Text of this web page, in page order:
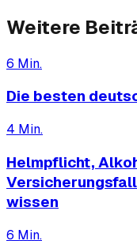
Weitere
6 Min.
Die besten
4 Min.
Helmpflicht,
wissen
6 Min.